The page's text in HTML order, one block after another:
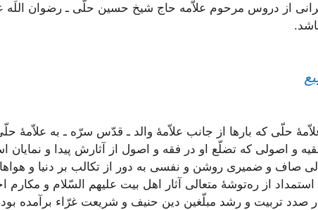
از دروس مرحوم علاّمه حاج شیخ حسین حلّی ـ رضوان اللَه
حلّی که بارها از جانب علاّمۀ والد ـ قدّس سرّه ـ به علاّمۀ
و اصولی که تضلّع او در فقه و اصول از آثارش پیدا و
صاف و ضمیری روشن و نفسی به دور از تکالب بر دنیا و
استمداد از ره‌توشۀ متعالی آثار اهل بیت علیهم السّلام و مکارم
صدد تربیت و رشد مبلّغین دین حنیف و شریعت غرّاء برآمده